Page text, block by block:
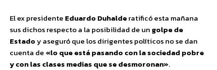
El ex presidente Eduardo Duhalderatificó esta mañana
sus dichos respecto a la posibilidad de un golpe de
Estadoy aseguró que los dirigentes políticos no se dan
cuenta de «lo que está pasando con la sociedad pobre
y con las clases medias que se desmoronan».